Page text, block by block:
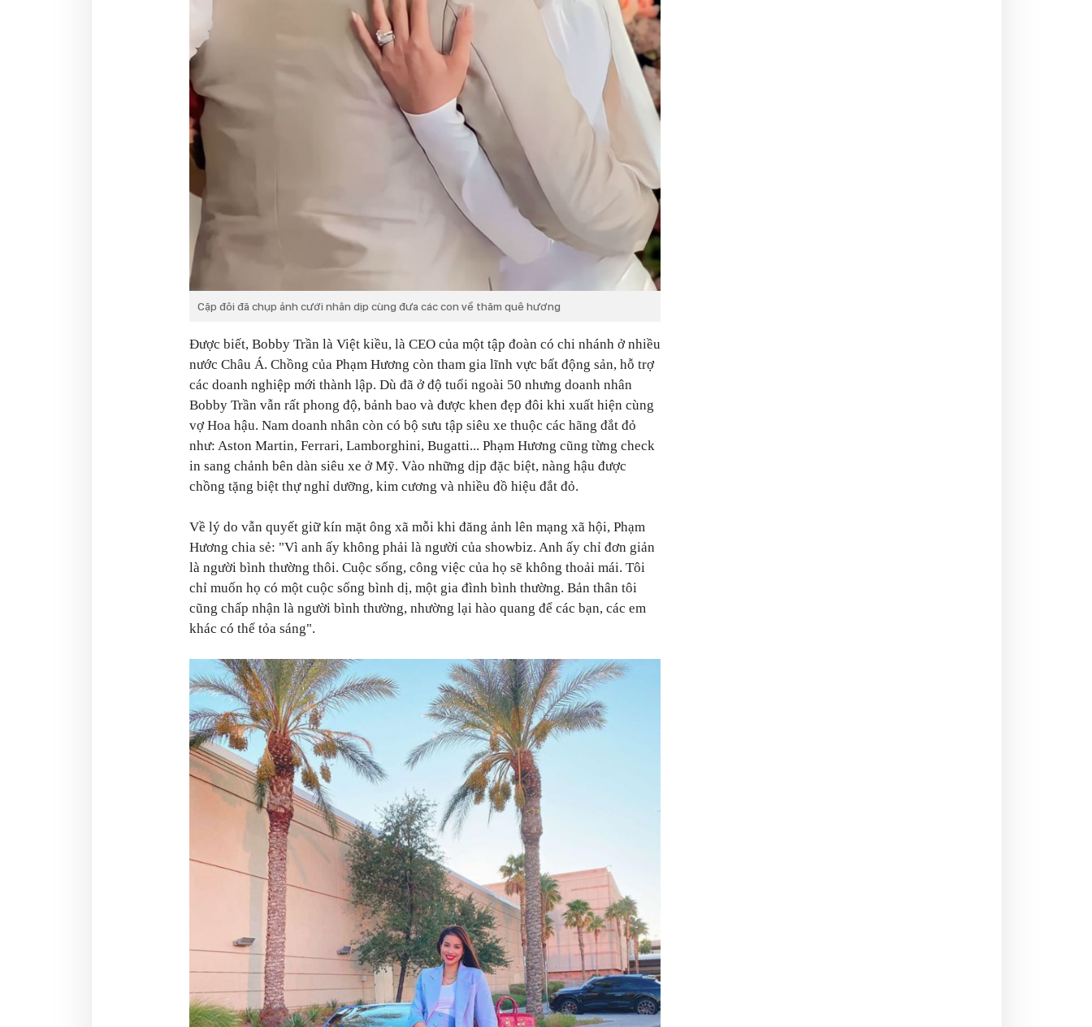
Cặp đôi đã chụp ảnh cưới nhân dịp cùng đưa các con về thăm quê hương
Được biết, Bobby Trần là Việt kiều, là CEO của một tập đoàn có chi nhánh ở nhiều
nước Châu Á. Chồng của Phạm Hương còn tham gia lĩnh vực bất động sản, hỗ trợ
các doanh nghiệp mới thành lập. Dù đã ở độ tuổi ngoài 50 nhưng doanh nhân
Bobby Trần vẫn rất phong độ, bảnh bao và được khen đẹp đôi khi xuất hiện cùng
vợ Hoa hậu. Nam doanh nhân còn có bộ sưu tập siêu xe thuộc các hãng đắt đỏ
như: Aston Martin, Ferrari, Lamborghini, Bugatti... Phạm Hương cũng từng check
in sang chảnh bên dàn siêu xe ở Mỹ. Vào những dịp đặc biệt, nàng hậu được
chồng tặng biệt thự nghỉ dưỡng, kim cương và nhiều đồ hiệu đắt đỏ.
Về lý do vẫn quyết giữ kín mặt ông xã mỗi khi đăng ảnh lên mạng xã hội, Phạm
Hương chia sẻ: "Vì anh ấy không phải là người của showbiz. Anh ấy chỉ đơn giản
là người bình thường thôi. Cuộc sống, công việc của họ sẽ không thoải mái. Tôi
chỉ muốn họ có một cuộc sống bình dị, một gia đình bình thường. Bản thân tôi
cũng chấp nhận là người bình thường, nhường lại hào quang để các bạn, các em
khác có thể tỏa sáng".